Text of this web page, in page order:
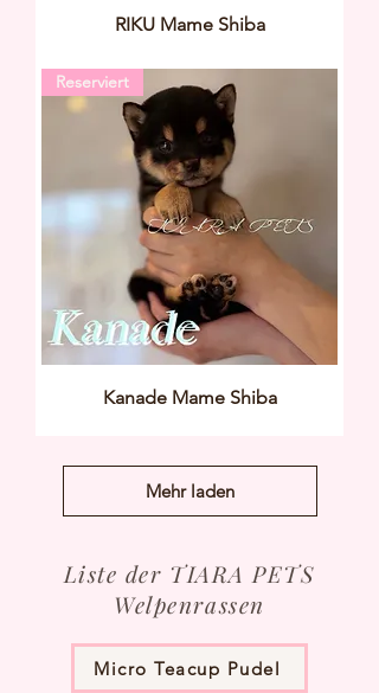
RIKU Mame Shiba
Reserviert
Kanade Mame Shiba
Mehr laden
Liste der TIARA PETS
Welpenrassen
Micro Teacup Pudel